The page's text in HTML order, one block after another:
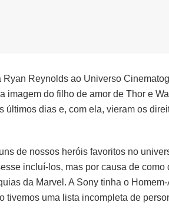
Reynolds ao Universo
imagem do filho de amor de Thor e
últimos dias e, com ela, vieram os
de nossos heróis favoritos no
incluí-los, mas por causa de como
da Marvel. A Sony tinha o
tivemos uma lista incompleta de